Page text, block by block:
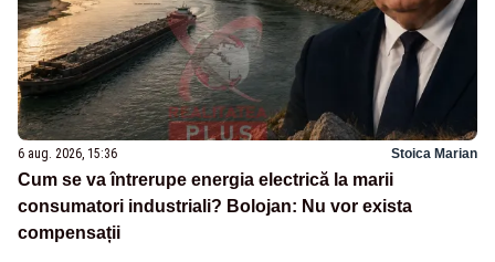
6 aug. 2026, 15:36 Stoica Marian
Cum se va întrerupe energia electrică la marii
consumatori industriali? Bolojan: Nu vor exista
compensații